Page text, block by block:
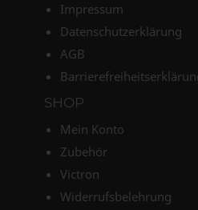
Impressum
Datenschutzerklärung
AGB
SHOP
Mein Konto
Zubehör
Victron
Widerrufsbelehrung